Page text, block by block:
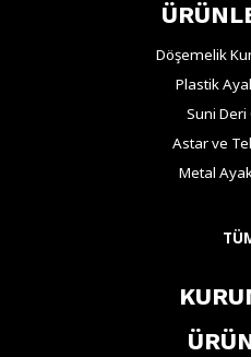
Döşemelik
Plastik
Suni Deri
Astar ve
Metal